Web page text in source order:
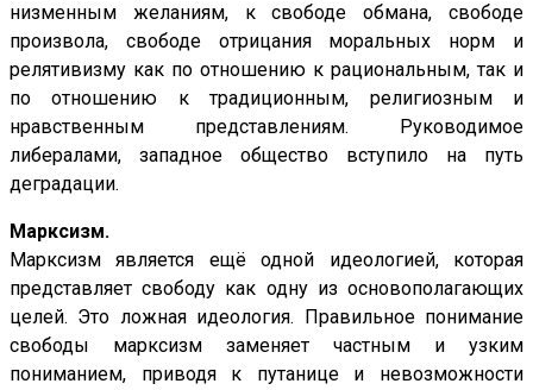
низменным желаниям, к свободе обмана, свободе
произвола, свободе отрицания моральных норм и
релятивизму как по отношению к рациональным, так и
по отношению к традиционным, религиозным и
нравственным представлениям. Руководимое
либералами, западное общество вступило на путь
деградации.
Марксизм.
Марксизм является ещё одной идеологией, которая
представляет свободу как одну из основополагающих
целей. Это ложная идеология. Правильное понимание
свободы марксизм заменяет частным и узким
пониманием, приводя к путанице и невозможности